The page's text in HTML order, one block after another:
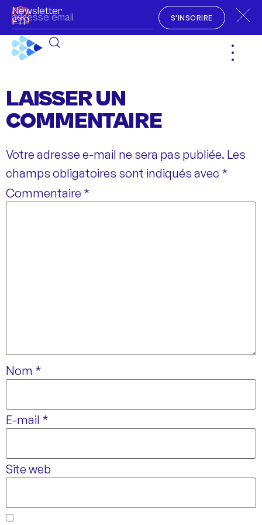
Newsletter
FTP
S'INSCRIRE
LAISSER UN
COMMENTAIRE
Votre adresse e-mail ne sera pas publiée. Les
champs obligatoires sont indiqués avec *
Commentaire *
Nom *
E-mail *
Site web